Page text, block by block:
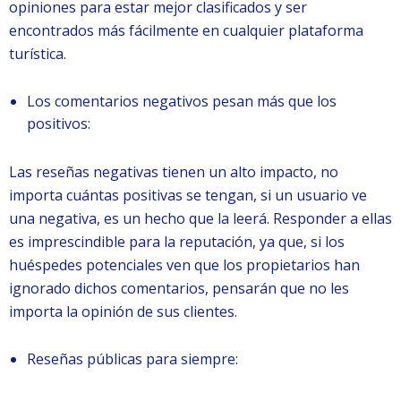
opiniones para estar mejor clasificados y ser
encontrados más fácilmente en cualquier plataforma
turística.
Los comentarios negativos pesan más que los
positivos:
Las reseñas negativas tienen un alto impacto, no
importa cuántas positivas se tengan, si un usuario ve
una negativa, es un hecho que la leerá. Responder a ellas
es imprescindible para la reputación, ya que, si los
huéspedes potenciales ven que los propietarios han
ignorado dichos comentarios, pensarán que no les
importa la opinión de sus clientes.
Reseñas públicas para siempre: